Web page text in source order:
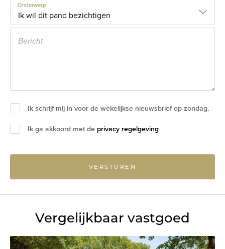
Onderwerp
Ik schrijf mij in voor de wekelijkse nieuwsbrief op zondag.
Ik ga akkoord met de privacy regelgeving
VERSTUREN
Vergelijkbaar vastgoed